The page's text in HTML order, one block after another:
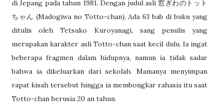
di Jepang pada tahun 1981. Dengan judul asli 窓ぎわのトット
ちゃん (Madogiwa no Totto-chan), Ada 63 bab di buku yang
ditulis oleh Tetsuko Kuroyanagi, sang penulis yang
merupakan karakter asli Totto-chan saat kecil dulu. Ia ingat
beberapa fragmen dalam hidupnya, namun ia tidak sadar
bahwa ia dikeluarkan dari sekolah. Mamanya menyimpan
rapat kisah tersebut hingga ia membongkar rahasia itu saat
Totto-chan berusia 20 an tahun.